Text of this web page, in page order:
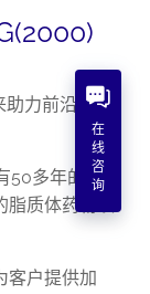
力前沿药物
50多年的脂
质体药物项
客户提供加
在
线
咨
询